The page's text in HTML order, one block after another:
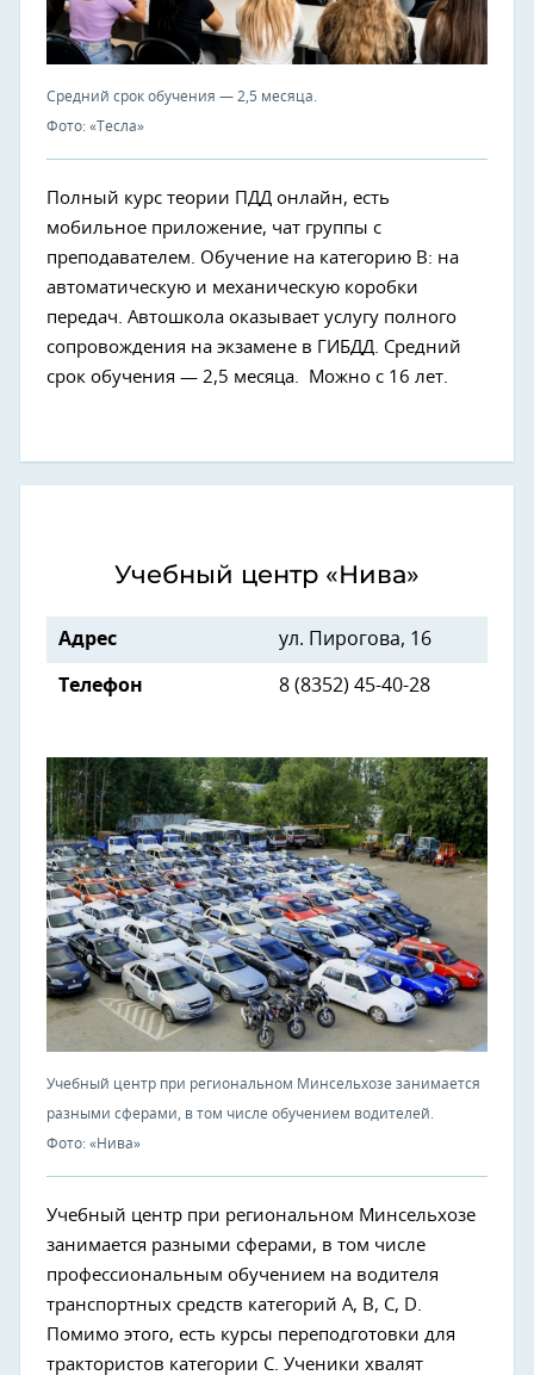
Средний срок обучения — 2,5 месяца.
Фото: «Тесла»
Полный курс теории ПДД онлайн, есть
мобильное приложение, чат группы с
преподавателем. Обучение на категорию В: на
автоматическую и механическую коробки
передач. Автошкола оказывает услугу полного
сопровождения на экзамене в ГИБДД. Средний
срок обучения — 2,5 месяца. Можно с 16 лет.
Учебный центр «Нива»
Адрес ул. Пирогова, 16
Телефон 8 (8352) 45-40-28
Учебный центр при региональном Минсельхозе занимается
разными сферами, в том числе обучением водителей.
Фото: «Нива»
Учебный центр при региональном Минсельхозе
занимается разными сферами, в том числе
профессиональным обучением на водителя
транспортных средств категорий А, В, С, D.
Помимо этого, есть курсы переподготовки для
трактористов категории С. Ученики хвалят